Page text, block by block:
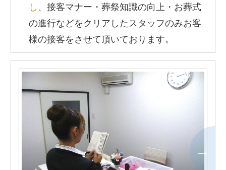
し 、接客マナー・葬祭知識の向上・お葬式
の進行などをクリアしたスタッフのみお客
様の接客をさせて頂いております。